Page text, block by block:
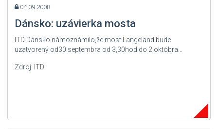
04.09.2008
Dánsko: uzávierka mosta
ITD Dánsko námoznámilo,že most Langeland bude
uzatvorený od30.septembra od 3,30hod do 2.októbra...
Zdroj: ITD